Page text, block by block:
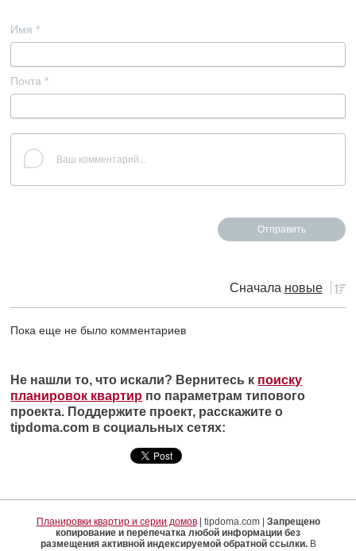
Имя *
Почта *
Сначала новые
Пока еще не было комментариев
Не нашли то, что искали? Вернитесь к поиску
планировок квартир по параметрам типового
проекта. Поддержите проект, расскажите о
tipdoma.com в социальных сетях:
Планировки квартир и серии домов| tipdoma.com | Запрещено
копирование и перепечатка любой информации без
размещения активной индексируемой обратной ссылки.В